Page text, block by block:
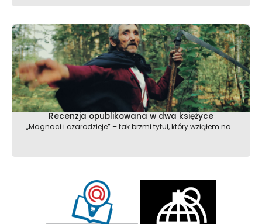
Recenzja opublikowana w dwa księżyce
„Magnaci i czarodzieje” – tak brzmi tytuł, który wziąłem na...